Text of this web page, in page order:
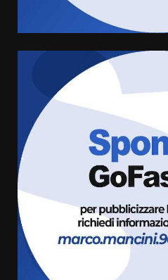
amarezza
campionato
7 Agosto
Fasanese
da fuoco
6 Agosto
Carta
di aperture
Comune di
6 Agosto